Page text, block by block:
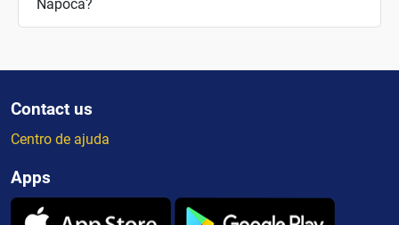
Napoca?
Contact us
Centro de ajuda
Apps